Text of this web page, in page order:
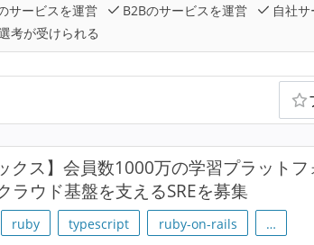
サービスを運営 B2Bのサービスを運営
自社
考が受けられる
クス】会員数1000万の学習プラット
ラウド基盤を支えるSREを募集
ruby typescript ruby-on-rails …